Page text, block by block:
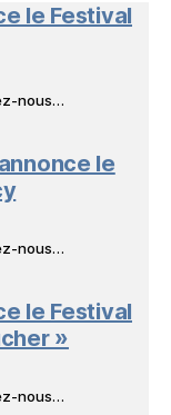
le Festival
nous…
le
nous…
le Festival
»
nous…